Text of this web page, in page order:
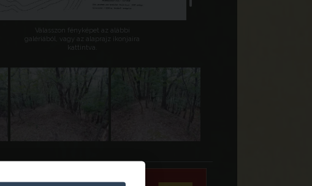
Válasszon fényképet az alábbi
galériából, vagy az alaprajz ikonjaira
kattintva.